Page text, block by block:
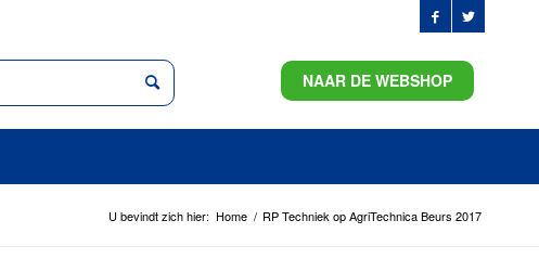
NAAR DE WEBSHOP
U bevindt zich hier: Home / RP Techniek op AgriTechnica Beurs 2017